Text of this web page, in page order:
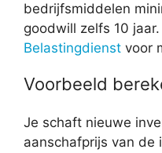
bedrijfsmiddelen
goodwill zelfs 10
Belastingdienst voor
Voorbeeld
Je schaft nieuwe
aanschafprijs van de